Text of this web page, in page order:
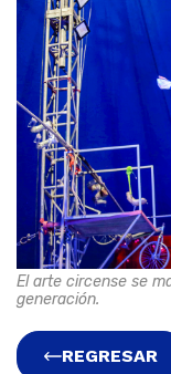
El arte circense se
generación.
REGRESAR